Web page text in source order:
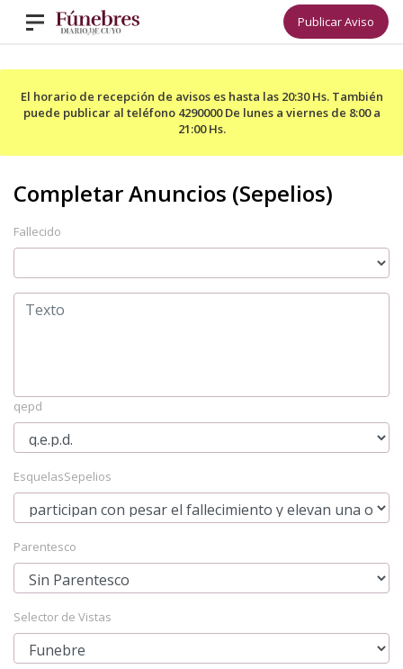
Publicar Aviso
El horario de recepción de avisos es hasta las 20:30 Hs. También
puede publicar al teléfono 4290000 De lunes a viernes de 8:00 a
21:00 Hs.
Fallecido
qepd
EsquelasSepelios
Parentesco
Selector de Vistas